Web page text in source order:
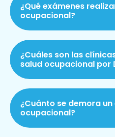
¿Qué exámenes
ocupacional?
¿Cuáles son las
salud ocupacional por
¿Cuánto se demora
ocupacional?